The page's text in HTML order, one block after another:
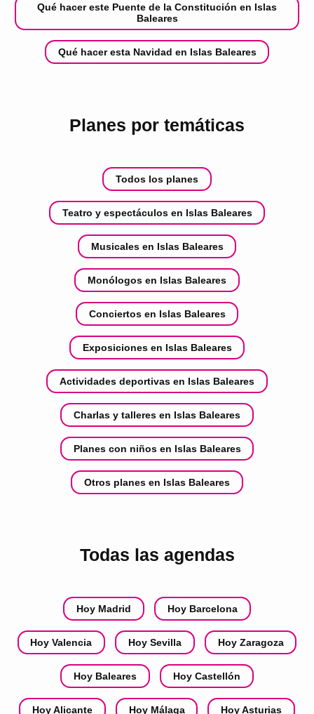
Qué hacer este Puente de la Constitución en Islas
Baleares
Qué hacer esta Navidad en Islas Baleares
Planes por temáticas
Todos los planes
Teatro y espectáculos en Islas Baleares
Musicales en Islas Baleares
Monólogos en Islas Baleares
Conciertos en Islas Baleares
Exposiciones en Islas Baleares
Actividades deportivas en Islas Baleares
Charlas y talleres en Islas Baleares
Planes con niños en Islas Baleares
Otros planes en Islas Baleares
Todas las agendas
Hoy Madrid Hoy Barcelona
Hoy Valencia Hoy Sevilla Hoy Zaragoza
Hoy Baleares Hoy Castellón
Hoy Alicante Hoy Málaga Hoy Asturias